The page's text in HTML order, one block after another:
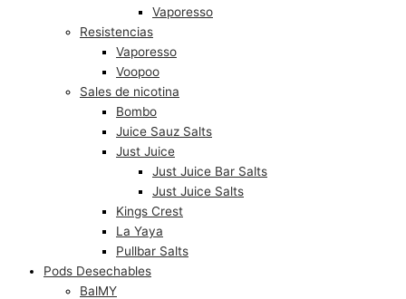
Vaporesso
Resistencias
Vaporesso
Voopoo
Sales de nicotina
Bombo
Juice Sauz Salts
Just Juice
Just Juice Bar Salts
Just Juice Salts
Kings Crest
La Yaya
Pullbar Salts
Pods Desechables
BalMY